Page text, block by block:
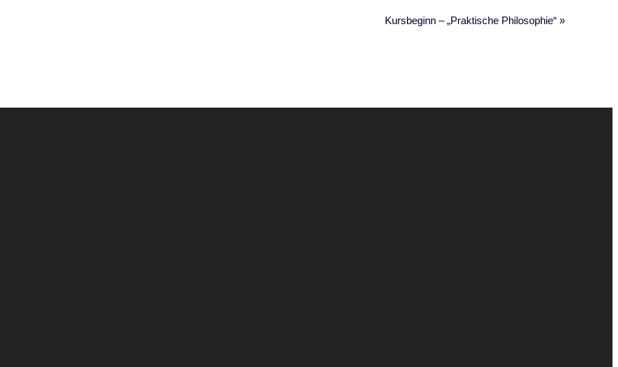
Kursbeginn – „Praktische Philosophie“ »